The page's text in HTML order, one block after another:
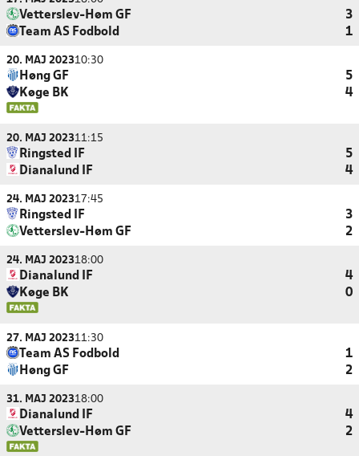
Vetterslev-Høm GF
3
Team AS Fodbold
1
20. MAJ 202310:30
Høng GF
5
Køge BK
4
20. MAJ 202311:15
Ringsted IF
5
Dianalund IF
4
24. MAJ 202317:45
Ringsted IF
3
Vetterslev-Høm GF
2
24. MAJ 202318:00
Dianalund IF
4
Køge BK
0
27. MAJ 202311:30
Team AS Fodbold
1
Høng GF
2
31. MAJ 202318:00
Dianalund IF
4
Vetterslev-Høm GF
2